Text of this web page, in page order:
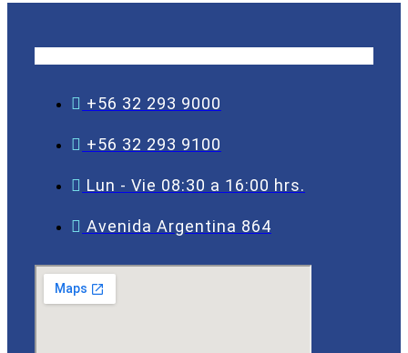
+56 32 293 9000
+56 32 293 9100
Lun - Vie 08:30 a 16:00 hrs.
Avenida Argentina 864